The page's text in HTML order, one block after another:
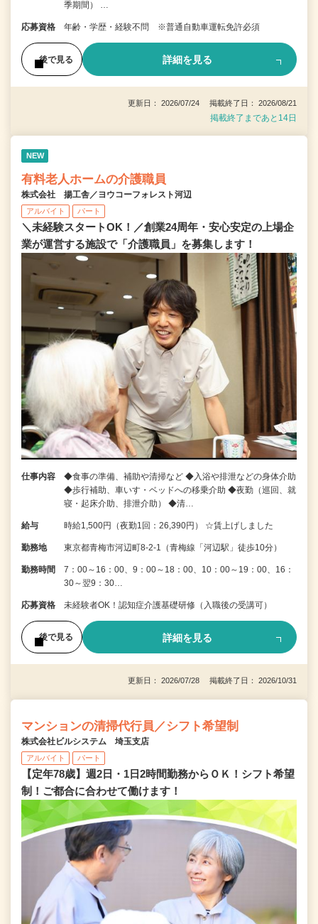
季期間） …
応募資格 年齢・学歴・経験不問 ※普通自動車運転免許必須
後で見る 詳細を見る
更新日： 2026/07/24 掲載終了日： 2026/08/21
掲載終了まであと14日
NEW
有料老人ホームの介護職員
株式会社 揚工舎／ヨウコーフォレスト河辺
アルバイト パート
＼未経験スタートOK！／創業24周年・安心安定の上場企
業が運営する施設で「介護職員」を募集します！
仕事内容
◆食事の準備、補助や清掃など ◆入浴や排泄などの身体介助
◆歩行補助、車いす・ベッドへの移乗介助 ◆夜勤（巡回、就
寝・起床介助、排泄介助） ◆清…
給与 時給1,500円（夜勤1回：26,390円） ☆賃上げしました
勤務地 東京都青梅市河辺町8‐2‐1（青梅線「河辺駅」徒歩10分）
勤務時間
7：00～16：00、9：00～18：00、10：00～19：00、16：
30～翌9：30…
応募資格 未経験者OK！認知症介護基礎研修（入職後の受講可）
後で見る 詳細を見る
更新日： 2026/07/28 掲載終了日： 2026/10/31
マンションの清掃代行員／シフト希望制
株式会社ビルシステム 埼玉支店
アルバイト パート
【定年78歳】週2日・1日2時間勤務からＯＫ！シフト希望
制！ご都合に合わせて働けます！